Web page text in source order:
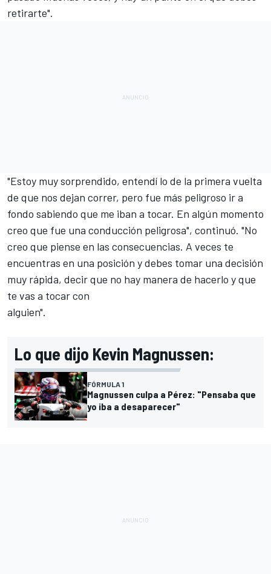
retirarte".
"Estoy muy sorprendido, entendí lo de la primera vuelta
de que nos dejan correr, pero fue más peligroso ir a
fondo sabiendo que me iban a tocar. En algún momento
creo que fue una conducción peligrosa", continuó. "No
creo que piense en las consecuencias. A veces te
encuentras en una posición y debes tomar una decisión
muy rápida, decir que no hay manera de hacerlo y que
te vas a tocar con
alguien".
Lo que dijo Kevin Magnussen:
FÓRMULA 1
Magnussen culpa a Pérez: "Pensaba que
yo iba a desaparecer"